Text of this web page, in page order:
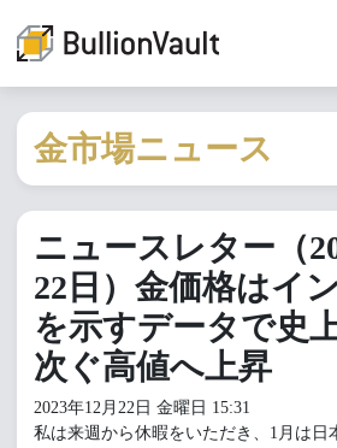
金市場ニュース
ニュースレター（
22日）金価格はイ
を示すデータで史
次ぐ高値へ上昇
2023年12月22日 金曜日 15:31
私は来週から休暇をいただき、1月は日